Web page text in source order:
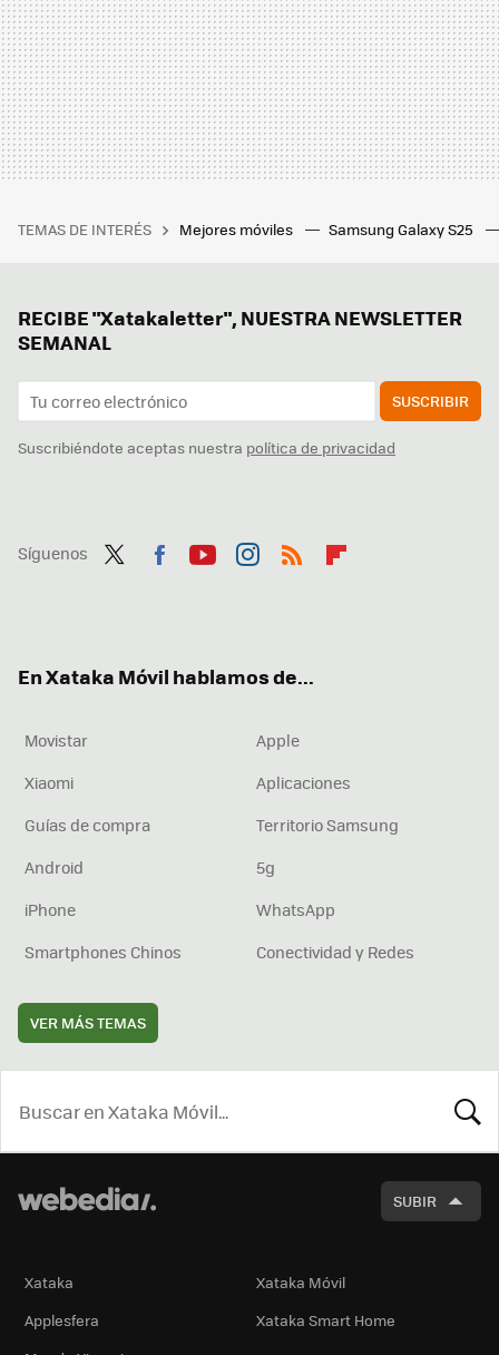
TEMAS DE INTERÉS Mejores móviles Samsung Galaxy S25
RECIBE "Xatakaletter", NUESTRA NEWSLETTER
SEMANAL
SUSCRIBIR
Suscribiéndote aceptas nuestra política de privacidad
Síguenos
En Xataka Móvil hablamos de...
Movistar
Apple
Xiaomi
Aplicaciones
Guías de compra
Territorio Samsung
Android
5g
iPhone
WhatsApp
Smartphones Chinos
Conectividad y Redes
VER MÁS TEMAS
SUBIR
Xataka
Xataka Móvil
Applesfera
Xataka Smart Home